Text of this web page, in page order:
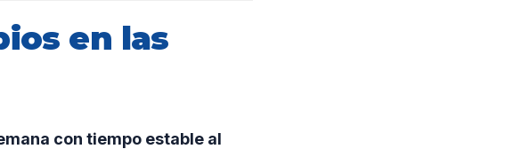
en las
con tiempo estable al